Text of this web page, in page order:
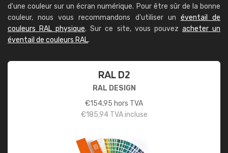
d'une couleur sur un écran numérique. Pour être sûr de la bonne
couleur, nous vous recommandons d'utiliser un éventail de
couleurs RAL physique. Sur ce site, vous pouvez acheter un
éventail de couleurs RAL.
RAL D2
RAL DESIGN
€154,95 hors TVA
€185,94TVA incluse